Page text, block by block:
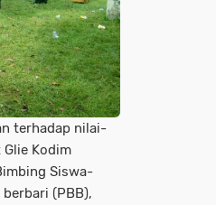
terhadap nilai-
Kodim
Siswa-
(PBB),